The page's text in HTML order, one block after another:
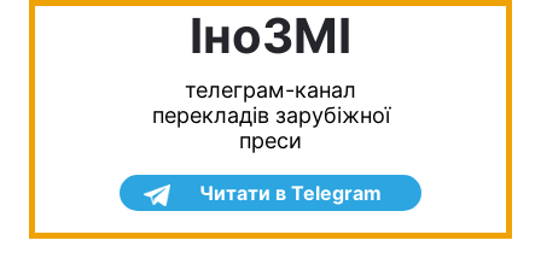
IноЗМI
телеграм-канал
перекладів зарубіжної
преси
Читати в Telegram